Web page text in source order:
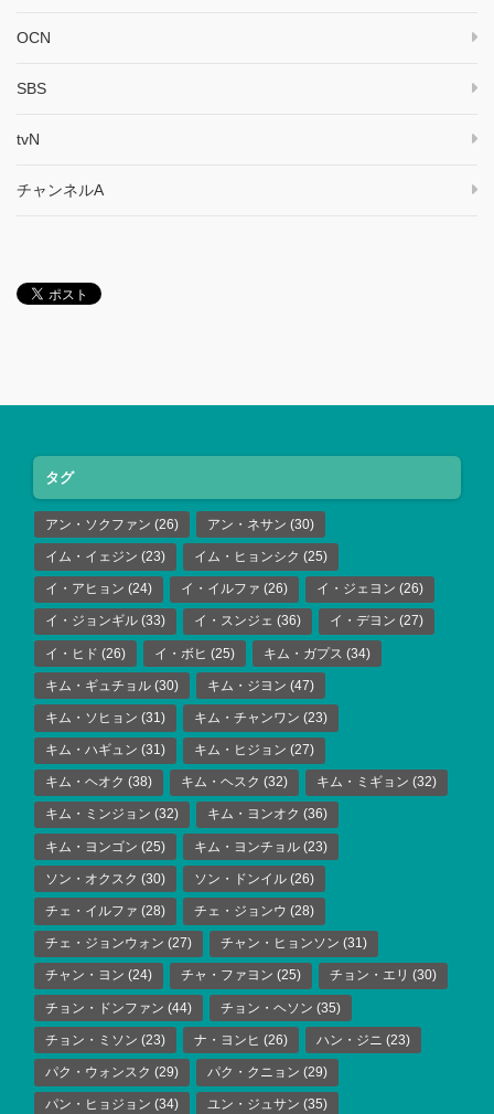
OCN
SBS
tvN
チャンネルA
タグ
アン・ソクファン (26) アン・ネサン (30)
イム・イェジン (23) イム・ヒョンシク (25)
イ・アヒョン (24) イ・イルファ (26) イ・ジェヨン (26)
イ・ジョンギル (33) イ・スンジェ (36) イ・デヨン (27)
イ・ヒド (26) イ・ボヒ (25) キム・ガプス (34)
キム・ギュチョル (30) キム・ジヨン (47)
キム・ソヒョン (31) キム・チャンワン (23)
キム・ハギュン (31) キム・ヒジョン (27)
キム・ヘオク (38) キム・ヘスク (32) キム・ミギョン (32)
キム・ミンジョン (32) キム・ヨンオク (36)
キム・ヨンゴン (25) キム・ヨンチョル (23)
ソン・オクスク (30) ソン・ドンイル (26)
チェ・イルファ (28) チェ・ジョンウ (28)
チェ・ジョンウォン (27) チャン・ヒョンソン (31)
チャン・ヨン (24) チャ・ファヨン (25) チョン・エリ (30)
チョン・ドンファン (44) チョン・ヘソン (35)
チョン・ミソン (23) ナ・ヨンヒ (26) ハン・ジニ (23)
パク・ウォンスク (29) パク・クニョン (29)
パン・ヒョジョン (34) ユン・ジュサン (35)